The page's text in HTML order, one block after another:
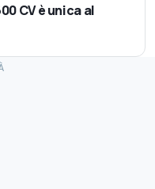
CV è unica al